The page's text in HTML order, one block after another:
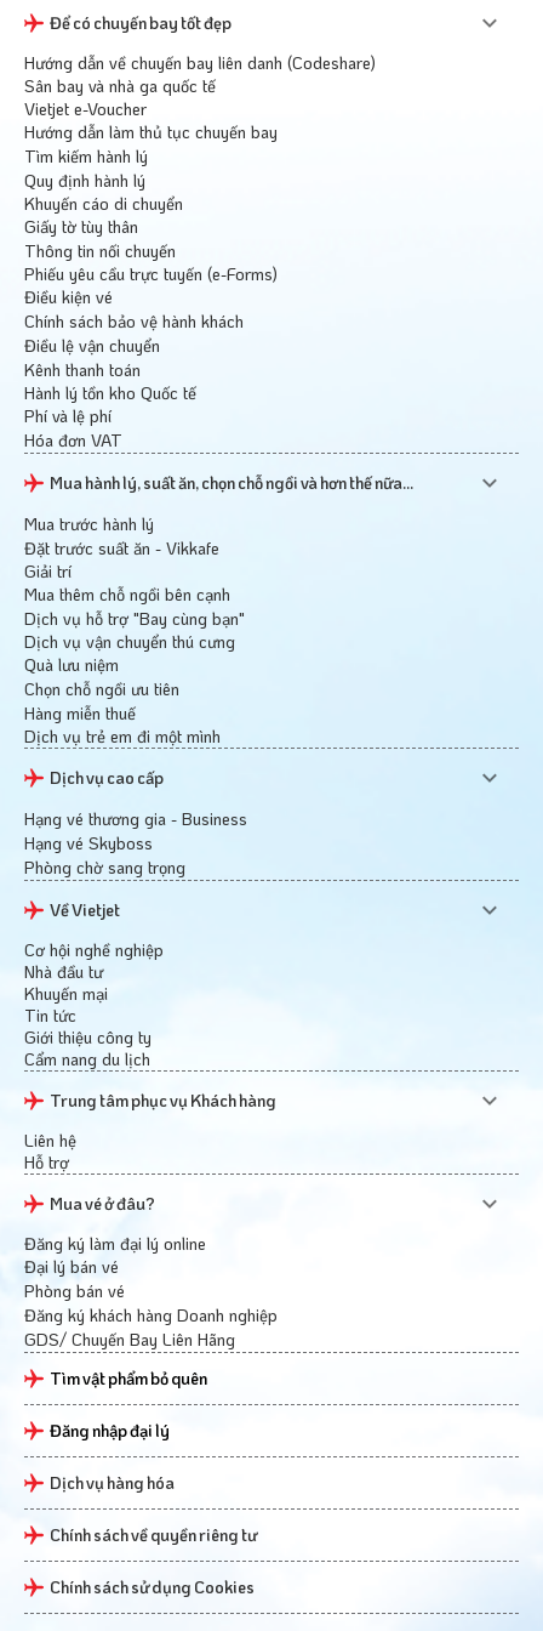
Để có chuyến bay tốt đẹp
Hướng dẫn về chuyến bay liên danh (Codeshare)
Sân bay và nhà ga quốc tế
Vietjet e-Voucher
Hướng dẫn làm thủ tục chuyến bay
Tìm kiếm hành lý
Quy định hành lý
Khuyến cáo di chuyển
Giấy tờ tùy thân
Thông tin nối chuyến
Phiếu yêu cầu trực tuyến (e-Forms)
Điều kiện vé
Chính sách bảo vệ hành khách
Điều lệ vận chuyển
Kênh thanh toán
Hành lý tồn kho Quốc tế
Phí và lệ phí
Hóa đơn VAT
Mua hành lý, suất ăn, chọn chỗ ngồi và hơn thế nữa...
Mua trước hành lý
Đặt trước suất ăn - Vikkafe
Giải trí
Mua thêm chỗ ngồi bên cạnh
Dịch vụ hỗ trợ "Bay cùng bạn"
Dịch vụ vận chuyển thú cưng
Quà lưu niệm
Chọn chỗ ngồi ưu tiên
Hàng miễn thuế
Dịch vụ trẻ em đi một mình
Dịch vụ cao cấp
Hạng vé thương gia - Business
Hạng vé Skyboss
Phòng chờ sang trọng
Về Vietjet
Cơ hội nghề nghiệp
Nhà đầu tư
Khuyến mại
Tin tức
Giới thiệu công ty
Cẩm nang du lịch
Trung tâm phục vụ Khách hàng
Liên hệ
Hỗ trợ
Mua vé ở đâu?
Đăng ký làm đại lý online
Đại lý bán vé
Phòng bán vé
Đăng ký khách hàng Doanh nghiệp
GDS/ Chuyến Bay Liên Hãng
Tìm vật phẩm bỏ quên
Đăng nhập đại lý
Dịch vụ hàng hóa
Chính sách về quyền riêng tư
Chính sách sử dụng Cookies